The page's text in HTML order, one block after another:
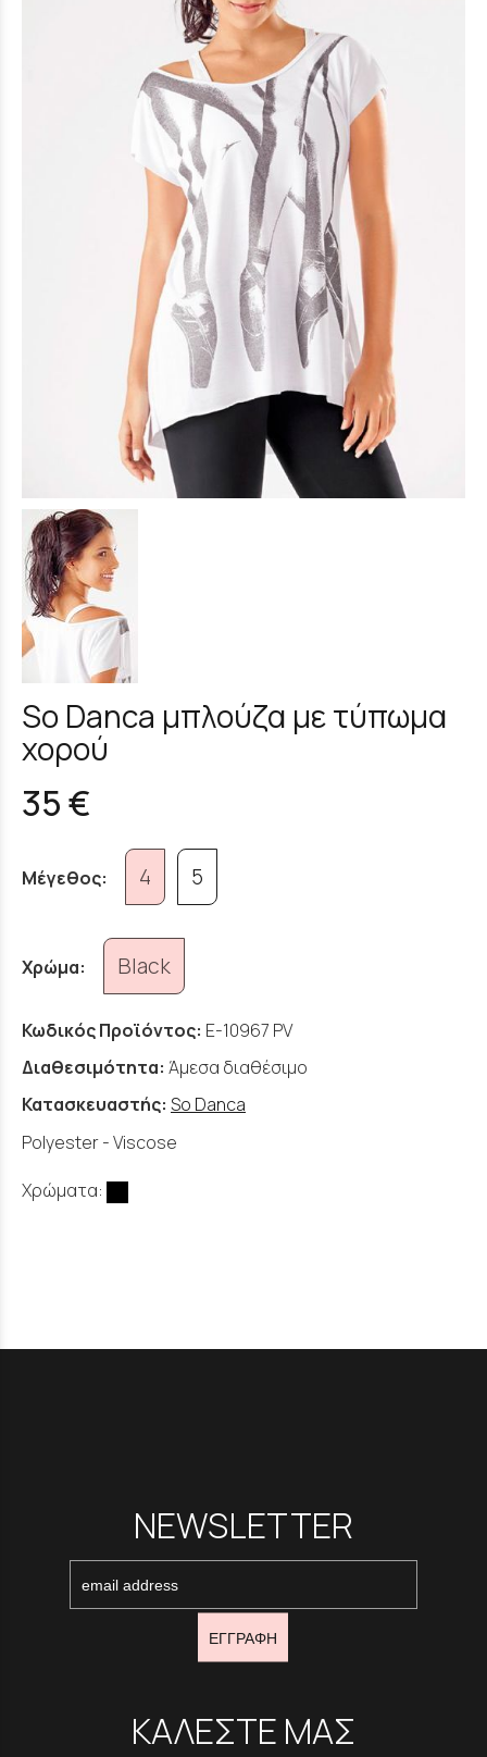
So Danca μπλούζα με τύπωμα
χορού
35 €
Μέγεθος: 4 5
Χρώμα: Black
Κωδικός Προϊόντος: E-10967 PV
Διαθεσιμότητα: Άμεσα διαθέσιμο
Κατασκευαστής: So Danca
Polyester - Viscose
Χρώματα:
NEWSLETTER
ΕΓΓΡΑΦΗ
ΚΑΛΕΣΤΕ ΜΑΣ